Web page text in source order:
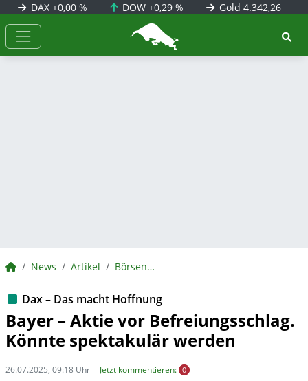
DAX +0,00 % DOW+0,29 % Gold 4.342,26
BörsenNEWS.de
BörsenNEWS.de
News Artikel BörsenNEWS.de
Dax – Das macht Hoffnung
Bayer – Aktie vor Befreiungsschlag.
Könnte spektakulär werden
26.07.2025, 09:18 Uhr Jetzt kommentieren: 0